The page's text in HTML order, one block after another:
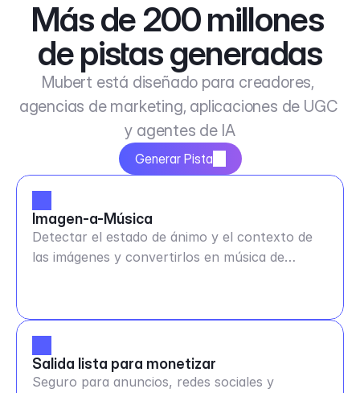
Más de 200 millones
de pistas generadas
Mubert está diseñado para creadores,
agencias de marketing, aplicaciones de UGC
y agentes de IA
Generar Pista
Imagen-a-Música
Detectar el estado de ánimo y el contexto de
las imágenes y convertirlos en música de
Salida lista para monetizar
Seguro para anuncios, redes sociales y